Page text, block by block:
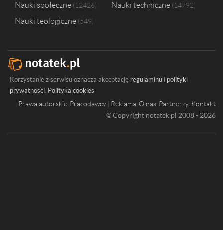
Nauki społeczne 12426 Nauki techniczne 14792
Nauki teologiczne 549
Korzystanie z serwisu oznacza akceptację regulaminu i polityki
prywatności. Polityka cookies
Prawa autorskie Pracodawcy | Reklama O nas Partnerzy Kontakt
© Copyright notatek.pl 2008 - 2026